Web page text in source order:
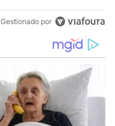
Gestionado por